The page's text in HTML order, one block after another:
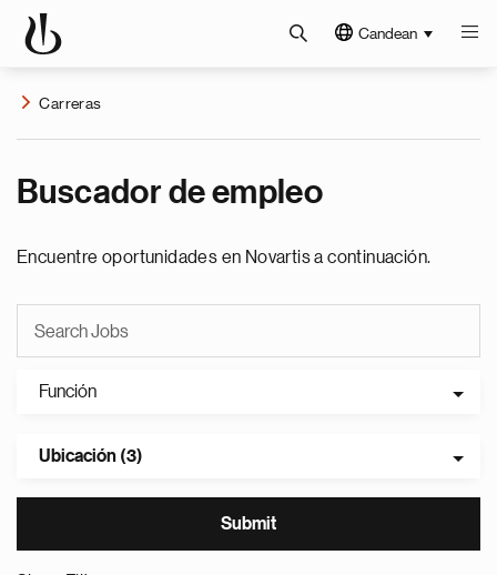
Candean
Carreras
Buscador de empleo
Encuentre oportunidades en Novartis a continuación.
Función
Ubicación (3)